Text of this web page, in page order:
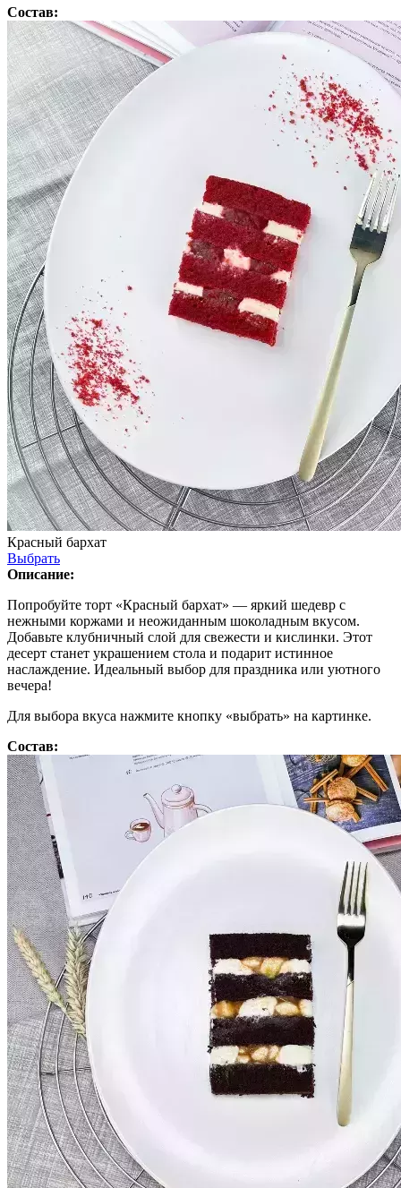
Состав:
Красный бархат
Выбрать
Описание:
Попробуйте торт «Красный бархат» — яркий шедевр с
нежными коржами и неожиданным шоколадным вкусом.
Добавьте клубничный слой для свежести и кислинки. Этот
десерт станет украшением стола и подарит истинное
наслаждение. Идеальный выбор для праздника или уютного
вечера!
Для выбора вкуса нажмите кнопку «выбрать» на картинке.
Состав: